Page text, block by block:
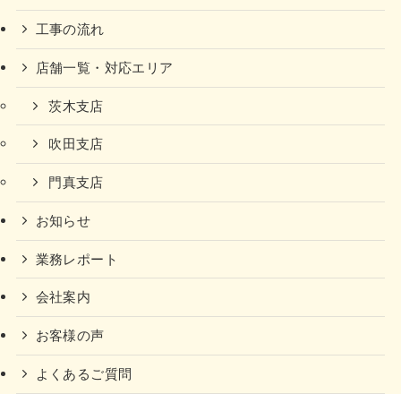
工事の流れ
店舗一覧・対応エリア
茨木支店
吹田支店
門真支店
お知らせ
業務レポート
会社案内
お客様の声
よくあるご質問